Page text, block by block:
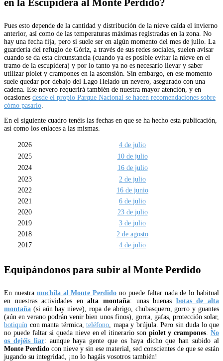
en la Escupidera al Monte Perdido?
Pues esto depende de la cantidad y distribución de la nieve caída el invierno
anterior, así como de las temperaturas máximas registradas en la zona. No
hay una fecha fija, pero sí suele ser en algún momento del mes de julio. La
guardería del refugio de Góriz, a través de sus redes sociales, suelen avisar
cuando se da esta circunstancia (cuando ya es posible evitar la nieve en el
tramo de la escupidera) y por lo tanto ya no es necesario llevar y saber
utilizar piolet y crampones en la ascensión. Sin embargo, en ese momento
suele quedar por debajo del Lago Helado un nevero, asegurado con una
cadena. Ese nevero requerirá también de nuestra mayor atención, y en
ocasiones desde el propio Parque Nacional se hacen recomendaciones sobre
cómo pasarlo
En el siguiente cuadro tenéis las fechas en que se ha hecho esta publicación,
así como los enlaces a las mismas.
2026
4 de julio
2025
10 de julio
2024
16 de julio
2023
2 de julio
2022
16 de junio
2021
6 de julio
2020
23 de julio
2019
3 de julio
2018
2 de agosto
2017
4 de julio
Equipándonos para subir al Monte Perdido
En nuestra mochila al Monte Perdido no puede faltar nada de lo habitual
en nuestras actividades en alta montaña: unas buenas botas de alta
montaña (si aún hay nieve), ropa de abrigo, chubasquero, gorro y guantes
(aún en verano podrán venir bien unos finos), gorra, gafas, protección solar,
botiquín con manta térmica, teléfono , mapa y brújula. Pero sin duda lo que
no puede faltar si queda nieve en el itinerario son piolet y crampones .No
os dejéis liar: aunque haya gente que os haya dicho que han subido al
Monte Perdido con nieve y sin ese material, sed conscientes de que se están
jugando su integridad, ¡no lo hagáis vosotros también!